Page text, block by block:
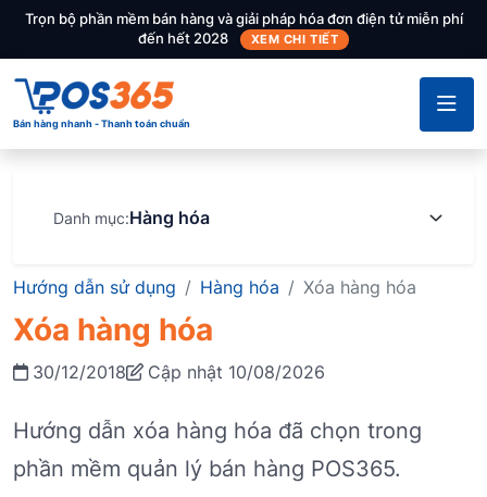
Trọn bộ phần mềm bán hàng và giải pháp hóa đơn điện tử miễn phí
đến hết 2028
XEM CHI TIẾT
Bán hàng nhanh - Thanh toán chuẩn
Danh mục:Hàng hóa
Hướng dẫn sử dụng Hàng hóa Xóa hàng hóa
Xóa hàng hóa
30/12/2018 Cập nhật 10/08/2026
Hướng dẫn xóa hàng hóa đã chọn trong
phần mềm quản lý bán hàng POS365.